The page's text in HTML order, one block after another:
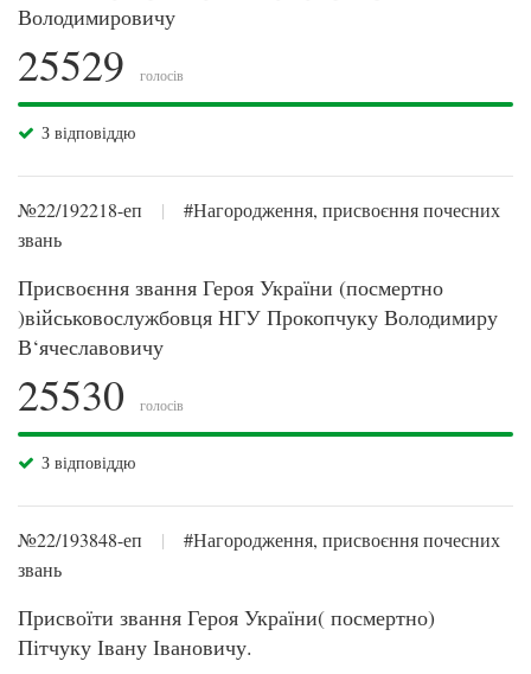
Володимировичу
25529 голосів
З відповіддю
№22/192218-еп |
#Нагородження, присвоєння почесних
звань
Присвоєння звання Героя України (посмертно
)військовослужбовця НГУ Прокопчуку Володимиру
В‘ячеславовичу
25530 голосів
З відповіддю
№22/193848-еп |
#Нагородження, присвоєння почесних
звань
Присвоїти звання Героя України( посмертно)
Пітчуку Івану Івановичу.